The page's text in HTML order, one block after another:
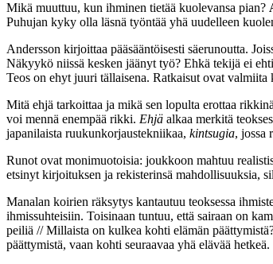
Mikä muuttuu, kun ihminen tietää kuolevansa pian?
Puhujan kyky olla läsnä työntää yhä uudelleen
Andersson kirjoittaa pääsääntöisesti säerunoutta.
Näkyykö niissä kesken jäänyt työ? Ehkä tekijä ei
Teos on ehyt juuri tällaisena. Ratkaisut ovat
Mitä ehjä tarkoittaa ja mikä sen lopulta erottaa
voi mennä enempää rikki. Ehjä alkaa merkitä
japanilaista ruukunkorjaustekniikaa, kintsugia, jossa
Runot ovat monimuotoisia: joukkoon mahtuu
etsinyt kirjoituksen ja rekisterinsä mahdollisuuksia,
Manalan koirien räksytys kantautuu teoksessa
ihmissuhteisiin. Toisinaan tuntuu, että sairaan on
peiliä // Millaista on kulkea kohti elämän
päättymistä, vaan kohti seuraavaa yhä elävää hetkeä.